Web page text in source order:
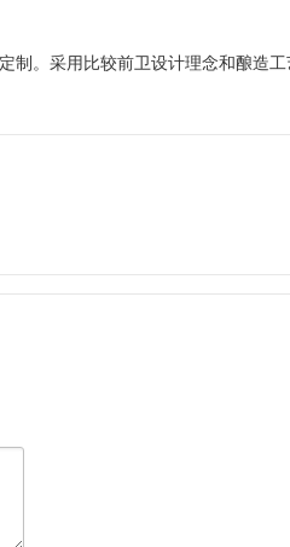
制。采用比较前卫设计理念和酿造